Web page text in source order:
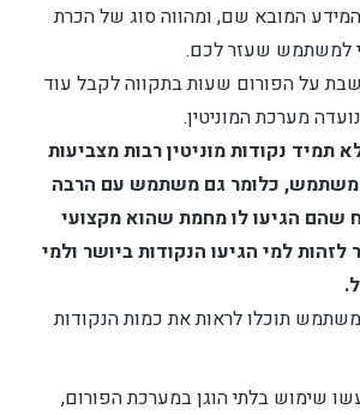
המובא שם, ומהווה סוג של הכרת
למשתמש שעזר לכם.
על הפורום שעות בתקווה לקבל עוד
מערכת המוניטין.
תמיד נקודות מוניטין רבות מצביעות
כלומר גם משתמש עם הרבה
שהם הגיעו לו מחמת שהוא מקצועי
לזהות למי הגיעו הנקודות ביושר ולמי
תוכלו לראות את כמות הנקודות
שימוש בלתי הוגן במערכת הפורום,